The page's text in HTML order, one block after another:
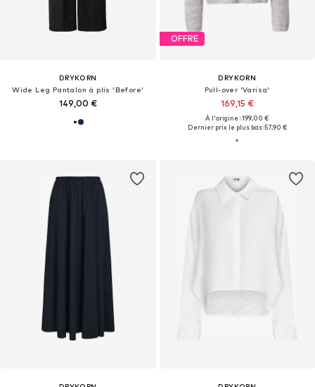
DRYKORN
Wide Leg Pantalon à plis 'Before'
149,00 €
OFFRE
DRYKORN
Pull-over 'Varisa'
169,15 €
À l'origine : 199,00 €
Dernier prix le plus bas :57,90 €